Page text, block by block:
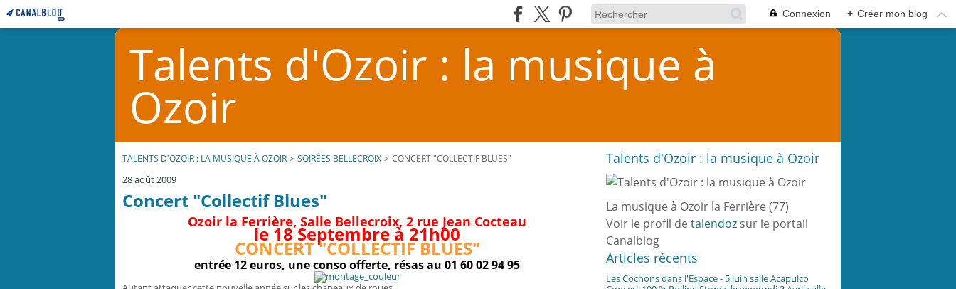
Connexion + Créer mon blog
Talents d'Ozoir : la musique à
Ozoir
TALENTS D'OZOIR : LA MUSIQUE À OZOIR > SOIRÉES BELLECROIX > CONCERT "COLLECTIF BLUES"
28 août 2009
Concert "Collectif Blues"
Ozoir la Ferrière, Salle Bellecroix, 2 rue Jean Cocteau
le 18 Septembre à 21h00
CONCERT "COLLECTIF BLUES"
entrée 12 euros, une conso offerte, résas au 01 60 02 94 95
Talents d'Ozoir : la musique à Ozoir
La musique à Ozoir la Ferrière (77)
Voir le profil de talendoz sur le portail
Canalblog
Articles récents
Les Cochons dans l'Espace - 5 Juin salle Acapulco